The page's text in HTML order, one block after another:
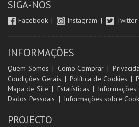
SIGA-NOS
Facebook Instagram Twitter
INFORMAÇÕES
Quem Somos Como Comprar
Condições Gerais
Política de Cookies
Mapa de Site
Estatísticas
Informações
Dados Pessoais
Informações sobre
PROJECTO